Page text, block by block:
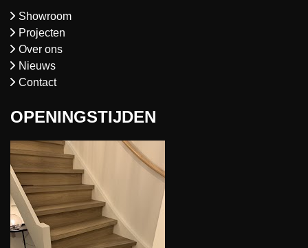
Showroom
Projecten
Over ons
Nieuws
Contact
OPENINGSTIJDEN